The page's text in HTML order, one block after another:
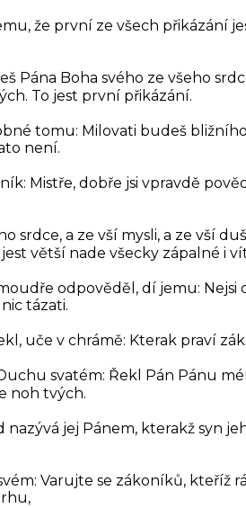
že první ze všech přikázání
Pána Boha svého ze všeho
To jest první přikázání.
tomu: Milovati budeš
není.
Mistře, dobře jsi vpravdě
srdce, a ze vší mysli, a ze vší
větší nade všecky zápalné i
odpověděl, dí jemu: Nejsi
tázati.
uče v chrámě: Kterak praví
svatém: Řekl Pán Pánu
noh tvých.
nazývá jej Pánem, kterakž syn
Varujte se zákoníků, kteříž